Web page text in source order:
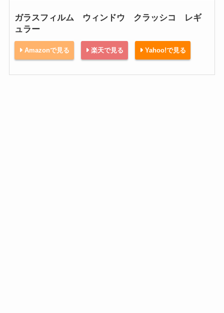
ガラスフィルム ウィンドウ クラッシコ レギ
ュラー
Amazonで見る 楽天で見る Yahoo!で見る